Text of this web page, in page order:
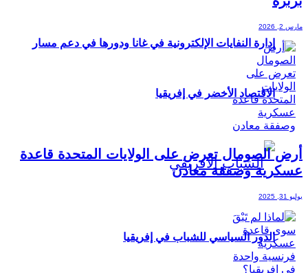
إدارة النفايات الإلكترونية في غانا ودورها في دعم مسار
الاقتصاد الأخضر في إفريقيا
الدور السياسي للشباب في إفريقيا
مارس 2, 2026
أرض الصومال تعرض على الولايات المتحدة قاعدة
عسكرية وصفقة معادن
يوليو 31, 2025